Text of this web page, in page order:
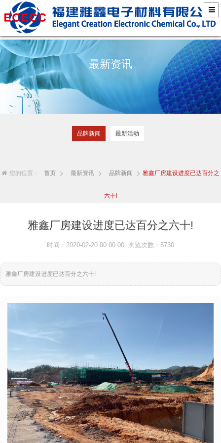
最新资讯
品牌新闻 最新活动
您的位置： 首页 最新资讯 品牌新闻 雅鑫厂房建设进度已达百分之
六十!
雅鑫厂房建设进度已达百分之六十!
时间：2020-02-20 00:00:00 浏览次数：5730
雅鑫厂房建设进度已达百分之六十!